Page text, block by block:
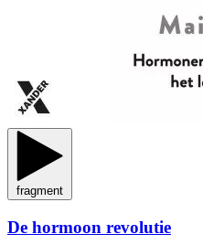
fragment
De hormoon revolutie